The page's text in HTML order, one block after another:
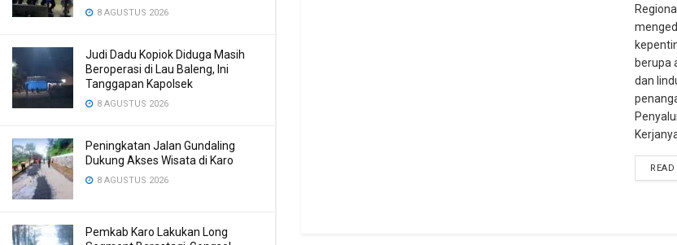
8 AGUSTUS 2026
Judi Dadu Kopiok Diduga Masih
Beroperasi di Lau Baleng, Ini
Tanggapan Kapolsek
8 AGUSTUS 2026
Peningkatan Jalan Gundaling
Dukung Akses Wisata di Karo
8 AGUSTUS 2026
Pemkab Karo Lakukan Long
berupa
dan